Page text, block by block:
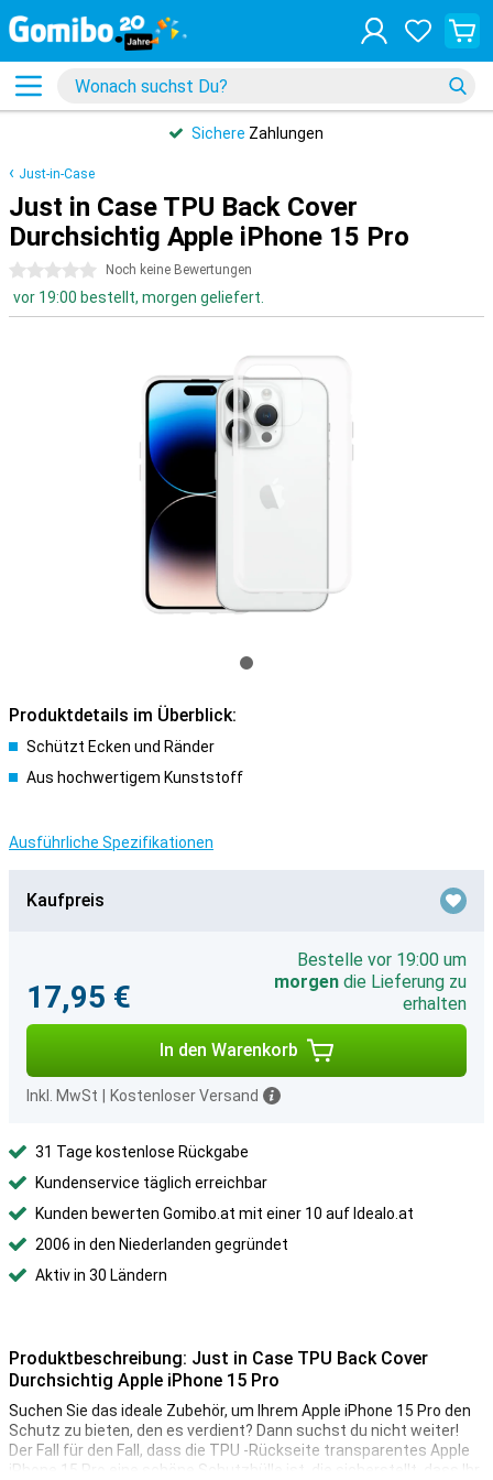
Sichere Zahlungen
Just-in-Case
Just in Case TPU Back Cover
Durchsichtig Apple iPhone 15 Pro
0 Sterne Noch keine Bewertungen
vor 19:00 bestellt, morgen geliefert.
Produktdetails im Überblick:
Schützt Ecken und Ränder
Aus hochwertigem Kunststoff
Ausführliche Spezifikationen
Kaufpreis
17,95 €
Bestelle vor 19:00 um
morgen die Lieferung zu
erhalten
In den Warenkorb
Inkl. MwSt Kostenloser Versand
31 Tage kostenlose Rückgabe
Kundenservice täglich erreichbar
Kunden bewerten Gomibo.at mit einer 10 auf Idealo.at
2006 in den Niederlanden gegründet
Aktiv in 30 Ländern
Produktbeschreibung: Just in Case TPU Back Cover
Durchsichtig Apple iPhone 15 Pro
Suchen Sie das ideale Zubehör, um Ihrem Apple iPhone 15 Pro den
Schutz zu bieten, den es verdient? Dann suchst du nicht weiter!
Der Fall für den Fall, dass die TPU -Rückseite transparentes Apple
iPhone 15 Pro eine schöne Schutzhülle ist, die sicherstellt, dass Ihr